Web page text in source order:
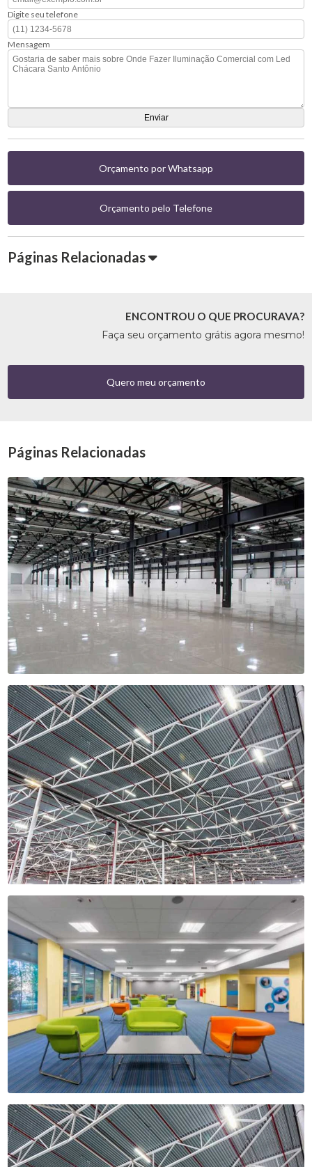
Digite seu telefone
Mensagem
Orçamento por Whatsapp
Orçamento pelo Telefone
Páginas Relacionadas
ENCONTROU O QUE PROCURAVA?
Faça seu orçamento grátis agora mesmo!
Quero meu orçamento
Páginas Relacionadas